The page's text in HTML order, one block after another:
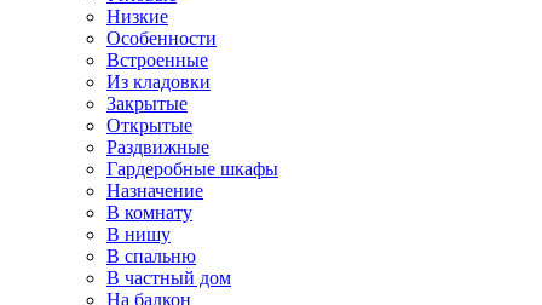
Низкие
Особенности
Встроенные
Из кладовки
Закрытые
Открытые
Раздвижные
Гардеробные шкафы
Назначение
В комнату
В нишу
В спальню
В частный дом
На балкон